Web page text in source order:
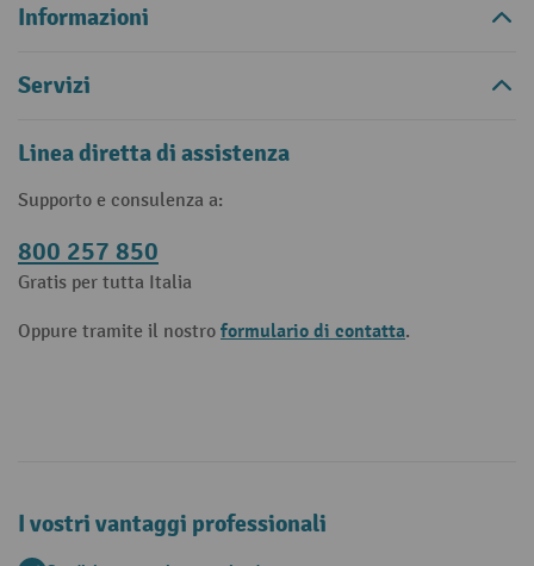
Informazioni
Servizi
Linea diretta di assistenza
Supporto e consulenza a:
800 257 850
Gratis per tutta Italia
Oppure tramite il nostro formulario di contatta.
I vostri vantaggi professionali